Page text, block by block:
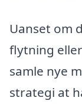
Uanset om
flytning
samle nye
strategi at